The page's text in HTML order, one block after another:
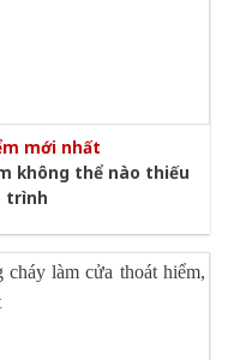
mới nhất
không thể nào thiếu
trình